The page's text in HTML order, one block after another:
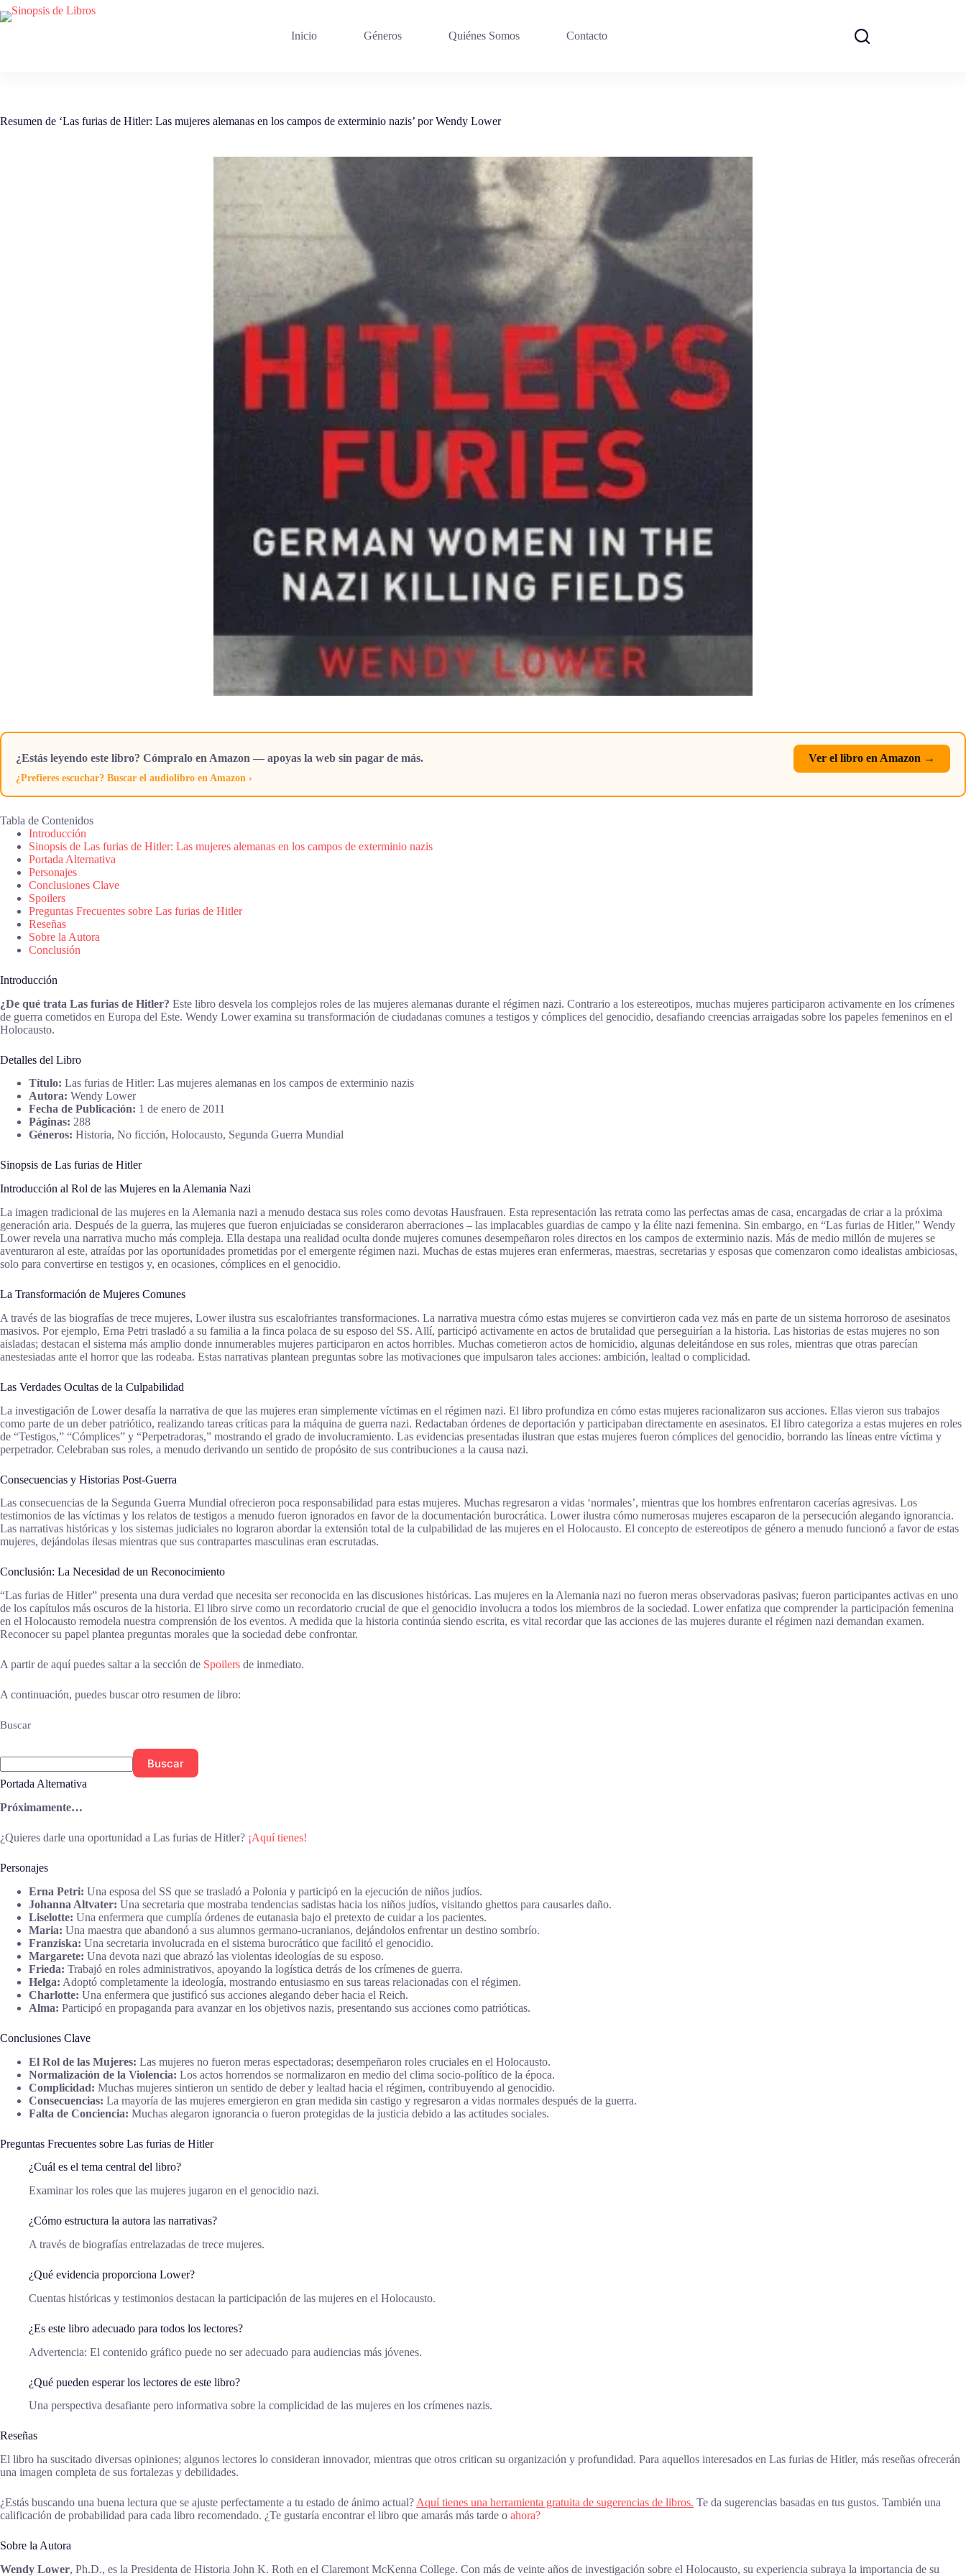
Saltar
al
Inicio Géneros Quiénes Somos Contacto
Resumen de ‘Las furias de Hitler: Las mujeres alemanas en los campos de exterminio nazis’ por Wendy Lower
¿Estás leyendo este libro? Cómpralo en Amazon — apoyas la web sin pagar de más. Ver el libro en Amazon →
¿Prefieres escuchar? Buscar el audiolibro en Amazon ›
Tabla de Contenidos
Introducción
Sinopsis de Las furias de Hitler: Las mujeres alemanas en los campos de exterminio nazis
Portada Alternativa
Personajes
Conclusiones Clave
Spoilers
Preguntas Frecuentes sobre Las furias de Hitler
Reseñas
Sobre la Autora
Conclusión
Introducción
¿De qué trata Las furias de Hitler? Este libro desvela los complejos roles de las mujeres alemanas durante el régimen nazi. Contrario a los estereotipos, muchas mujeres participaron activamente en los crímenes
de guerra cometidos en Europa del Este. Wendy Lower examina su transformación de ciudadanas comunes a testigos y cómplices del genocidio, desafiando creencias arraigadas sobre los papeles femeninos en el
Holocausto.
Detalles del Libro
Título: Las furias de Hitler: Las mujeres alemanas en los campos de exterminio nazis
Autora: Wendy Lower
Fecha de Publicación: 1 de enero de 2011
Páginas: 288
Géneros: Historia, No ficción, Holocausto, Segunda Guerra Mundial
Sinopsis de Las furias de Hitler
Introducción al Rol de las Mujeres en la Alemania Nazi
La imagen tradicional de las mujeres en la Alemania nazi a menudo destaca sus roles como devotas Hausfrauen. Esta representación las retrata como las perfectas amas de casa, encargadas de criar a la próxima
generación aria. Después de la guerra, las mujeres que fueron enjuiciadas se consideraron aberraciones – las implacables guardias de campo y la élite nazi femenina. Sin embargo, en “Las furias de Hitler,” Wendy
Lower revela una narrativa mucho más compleja. Ella destapa una realidad oculta donde mujeres comunes desempeñaron roles directos en los campos de exterminio nazis. Más de medio millón de mujeres se
aventuraron al este, atraídas por las oportunidades prometidas por el emergente régimen nazi. Muchas de estas mujeres eran enfermeras, maestras, secretarias y esposas que comenzaron como idealistas ambiciosas,
solo para convertirse en testigos y, en ocasiones, cómplices en el genocidio.
La Transformación de Mujeres Comunes
A través de las biografías de trece mujeres, Lower ilustra sus escalofriantes transformaciones. La narrativa muestra cómo estas mujeres se convirtieron cada vez más en parte de un sistema horroroso de asesinatos
masivos. Por ejemplo, Erna Petri trasladó a su familia a la finca polaca de su esposo del SS. Allí, participó activamente en actos de brutalidad que perseguirían a la historia. Las historias de estas mujeres no son
aisladas; destacan el sistema más amplio donde innumerables mujeres participaron en actos horribles. Muchas cometieron actos de homicidio, algunas deleitándose en sus roles, mientras que otras parecían
anestesiadas ante el horror que las rodeaba. Estas narrativas plantean preguntas sobre las motivaciones que impulsaron tales acciones: ambición, lealtad o complicidad.
Las Verdades Ocultas de la Culpabilidad
La investigación de Lower desafía la narrativa de que las mujeres eran simplemente víctimas en el régimen nazi. El libro profundiza en cómo estas mujeres racionalizaron sus acciones. Ellas vieron sus trabajos
como parte de un deber patriótico, realizando tareas críticas para la máquina de guerra nazi. Redactaban órdenes de deportación y participaban directamente en asesinatos. El libro categoriza a estas mujeres en roles
de “Testigos,” “Cómplices” y “Perpetradoras,” mostrando el grado de involucramiento. Las evidencias presentadas ilustran que estas mujeres fueron cómplices del genocidio, borrando las líneas entre víctima y
perpetrador. Celebraban sus roles, a menudo derivando un sentido de propósito de sus contribuciones a la causa nazi.
Consecuencias y Historias Post-Guerra
Las consecuencias de la Segunda Guerra Mundial ofrecieron poca responsabilidad para estas mujeres. Muchas regresaron a vidas ‘normales’, mientras que los hombres enfrentaron cacerías agresivas. Los
testimonios de las víctimas y los relatos de testigos a menudo fueron ignorados en favor de la documentación burocrática. Lower ilustra cómo numerosas mujeres escaparon de la persecución alegando ignorancia.
Las narrativas históricas y los sistemas judiciales no lograron abordar la extensión total de la culpabilidad de las mujeres en el Holocausto. El concepto de estereotipos de género a menudo funcionó a favor de estas
mujeres, dejándolas ilesas mientras que sus contrapartes masculinas eran escrutadas.
Conclusión: La Necesidad de un Reconocimiento
“Las furias de Hitler” presenta una dura verdad que necesita ser reconocida en las discusiones históricas. Las mujeres en la Alemania nazi no fueron meras observadoras pasivas; fueron participantes activas en uno
de los capítulos más oscuros de la historia. El libro sirve como un recordatorio crucial de que el genocidio involucra a todos los miembros de la sociedad. Lower enfatiza que comprender la participación femenina
en el Holocausto remodela nuestra comprensión de los eventos. A medida que la historia continúa siendo escrita, es vital recordar que las acciones de las mujeres durante el régimen nazi demandan examen.
Reconocer su papel plantea preguntas morales que la sociedad debe confrontar.
A partir de aquí puedes saltar a la sección de Spoilers de inmediato.
A continuación, puedes buscar otro resumen de libro:
Buscar
Buscar
Portada Alternativa
Próximamente…
¿Quieres darle una oportunidad a Las furias de Hitler? ¡Aquí tienes!
Personajes
Erna Petri: Una esposa del SS que se trasladó a Polonia y participó en la ejecución de niños judíos.
Johanna Altvater: Una secretaria que mostraba tendencias sadistas hacia los niños judíos, visitando ghettos para causarles daño.
Liselotte: Una enfermera que cumplía órdenes de eutanasia bajo el pretexto de cuidar a los pacientes.
Maria: Una maestra que abandonó a sus alumnos germano-ucranianos, dejándolos enfrentar un destino sombrío.
Franziska: Una secretaria involucrada en el sistema burocrático que facilitó el genocidio.
Margarete: Una devota nazi que abrazó las violentas ideologías de su esposo.
Frieda: Trabajó en roles administrativos, apoyando la logística detrás de los crímenes de guerra.
Helga: Adoptó completamente la ideología, mostrando entusiasmo en sus tareas relacionadas con el régimen.
Charlotte: Una enfermera que justificó sus acciones alegando deber hacia el Reich.
Alma: Participó en propaganda para avanzar en los objetivos nazis, presentando sus acciones como patrióticas.
Conclusiones Clave
El Rol de las Mujeres: Las mujeres no fueron meras espectadoras; desempeñaron roles cruciales en el Holocausto.
Normalización de la Violencia: Los actos horrendos se normalizaron en medio del clima socio-político de la época.
Complicidad: Muchas mujeres sintieron un sentido de deber y lealtad hacia el régimen, contribuyendo al genocidio.
Consecuencias: La mayoría de las mujeres emergieron en gran medida sin castigo y regresaron a vidas normales después de la guerra.
Falta de Conciencia: Muchas alegaron ignorancia o fueron protegidas de la justicia debido a las actitudes sociales.
Preguntas Frecuentes sobre Las furias de Hitler
¿Cuál es el tema central del libro?
Examinar los roles que las mujeres jugaron en el genocidio nazi.
¿Cómo estructura la autora las narrativas?
A través de biografías entrelazadas de trece mujeres.
¿Qué evidencia proporciona Lower?
Cuentas históricas y testimonios destacan la participación de las mujeres en el Holocausto.
¿Es este libro adecuado para todos los lectores?
Advertencia: El contenido gráfico puede no ser adecuado para audiencias más jóvenes.
¿Qué pueden esperar los lectores de este libro?
Una perspectiva desafiante pero informativa sobre la complicidad de las mujeres en los crímenes nazis.
Reseñas
El libro ha suscitado diversas opiniones; algunos lectores lo consideran innovador, mientras que otros critican su organización y profundidad. Para aquellos interesados en Las furias de Hitler, más reseñas ofrecerán
una imagen completa de sus fortalezas y debilidades.
¿Estás buscando una buena lectura que se ajuste perfectamente a tu estado de ánimo actual? Aquí tienes una herramienta gratuita de sugerencias de libros. Te da sugerencias basadas en tus gustos. También una
calificación de probabilidad para cada libro recomendado. ¿Te gustaría encontrar el libro que amarás más tarde o ahora?
Sobre la Autora
Wendy Lower, Ph.D., es la Presidenta de Historia John K. Roth en el Claremont McKenna College. Con más de veinte años de investigación sobre el Holocausto, su experiencia subraya la importancia de su